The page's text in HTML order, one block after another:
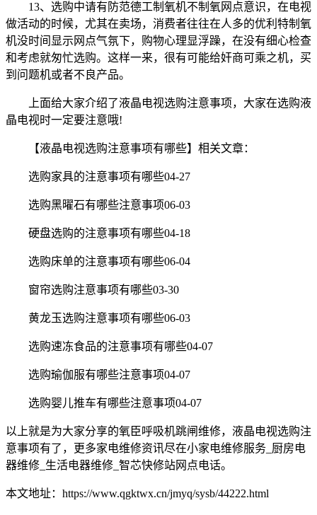
13、选购中请有防范德工制氧机不制氧网点意识，在电视
做活动的时候，尤其在卖场，消费者往往在人多的优利特制氧
机没时间显示网点气氛下，购物心理显浮躁，在没有细心检查
和考虑就匆忙选购。这样一来，很有可能给奸商可乘之机，买
到问题机或者不良产品。
上面给大家介绍了液晶电视选购注意事项，大家在选购液
晶电视时一定要注意哦!
【液晶电视选购注意事项有哪些】相关文章：
选购家具的注意事项有哪些04-27
选购黑曜石有哪些注意事项06-03
硬盘选购的注意事项有哪些04-18
选购床单的注意事项有哪些06-04
窗帘选购注意事项有哪些03-30
黄龙玉选购注意事项有哪些06-03
选购速冻食品的注意事项有哪些04-07
选购瑜伽服有哪些注意事项04-07
选购婴儿推车有哪些注意事项04-07
以上就是为大家分享的氧臣呼吸机跳闸维修，液晶电视选购注
意事项有了，更多家电维修资讯尽在小家电维修服务_厨房电
器维修_生活电器维修_智芯快修站网点电话。
本文地址：https://www.qgktwx.cn/jmyq/sysb/44222.html